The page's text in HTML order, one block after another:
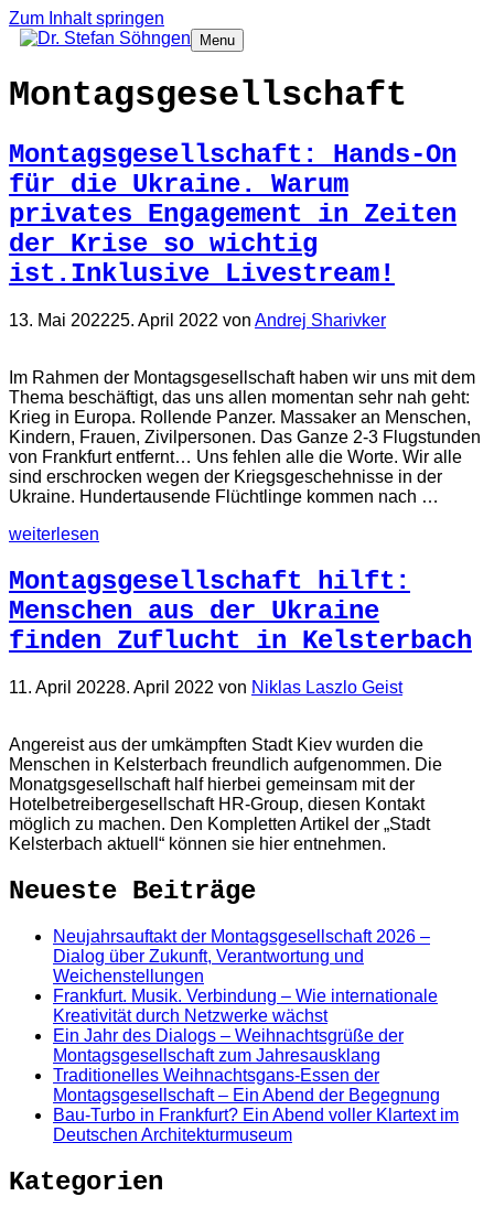
Zum Inhalt springen
Menu
Montagsgesellschaft
Montagsgesellschaft: Hands-On
für die Ukraine. Warum
privates Engagement in Zeiten
der Krise so wichtig
ist.Inklusive Livestream!
13. Mai 202225. April 2022 von Andrej Sharivker
Im Rahmen der Montagsgesellschaft haben wir uns mit dem
Thema beschäftigt, das uns allen momentan sehr nah geht:
Krieg in Europa. Rollende Panzer. Massaker an Menschen,
Kindern, Frauen, Zivilpersonen. Das Ganze 2-3 Flugstunden
von Frankfurt entfernt… Uns fehlen alle die Worte. Wir alle
sind erschrocken wegen der Kriegsgeschehnisse in der
Ukraine. Hundertausende Flüchtlinge kommen nach …
weiterlesen
Montagsgesellschaft hilft:
Menschen aus der Ukraine
finden Zuflucht in Kelsterbach
11. April 20228. April 2022 von Niklas Laszlo Geist
Angereist aus der umkämpften Stadt Kiev wurden die
Menschen in Kelsterbach freundlich aufgenommen. Die
Monatgsgesellschaft half hierbei gemeinsam mit der
Hotelbetreibergesellschaft HR-Group, diesen Kontakt
möglich zu machen. Den Kompletten Artikel der „Stadt
Kelsterbach aktuell“ können sie hier entnehmen.
Neueste Beiträge
Neujahrsauftakt der Montagsgesellschaft 2026 –
Dialog über Zukunft, Verantwortung und
Weichenstellungen
Frankfurt. Musik. Verbindung – Wie internationale
Kreativität durch Netzwerke wächst
Ein Jahr des Dialogs – Weihnachtsgrüße der
Montagsgesellschaft zum Jahresausklang
Traditionelles Weihnachtsgans-Essen der
Montagsgesellschaft – Ein Abend der Begegnung
Bau-Turbo in Frankfurt? Ein Abend voller Klartext im
Deutschen Architekturmuseum
Kategorien